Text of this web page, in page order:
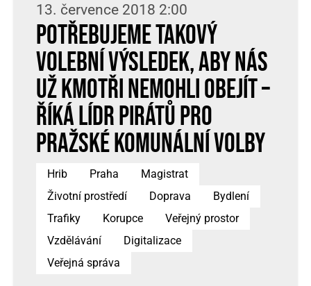
13. července 2018 2:00
Potřebujeme takový
volební výsledek, aby nás
už kmotři nemohli obejít –
říká lídr Pirátů pro
pražské komunální volby
Hrib Praha
Magistrat
Životní prostředí
Doprava
Bydlení
Trafiky
Korupce
Veřejný prostor
Vzdělávání
Digitalizace
Veřejná správa